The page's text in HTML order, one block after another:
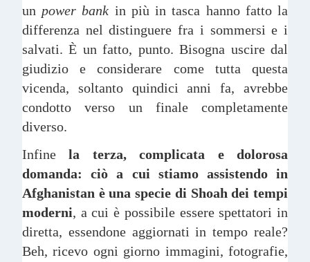
un power bank in più in tasca hanno fatto la
differenza nel distinguere fra i sommersi e i
salvati. È un fatto, punto. Bisogna uscire dal
giudizio e considerare come tutta questa
vicenda, soltanto quindici anni fa, avrebbe
condotto verso un finale completamente
diverso.
Infinela terza, complicata e dolorosa
domanda: ciò a cui stiamo assistendo in
Afghanistan è una specie di Shoah dei tempi
moderni, a cui è possibile essere spettatori in
diretta, essendone aggiornati in tempo reale?
Beh, ricevo ogni giorno immagini, fotografie,